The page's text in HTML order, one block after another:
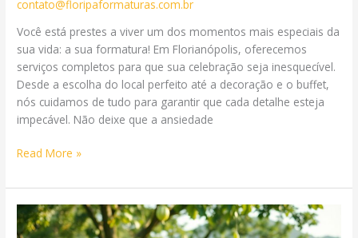
contato@floripaformaturas.com.br
Você está prestes a viver um dos momentos mais especiais da
sua vida: a sua formatura! Em Florianópolis, oferecemos
serviços completos para que sua celebração seja inesquecível.
Desde a escolha do local perfeito até a decoração e o buffet,
nós cuidamos de tudo para garantir que cada detalhe esteja
impecável. Não deixe que a ansiedade
Serviços
para
formaturas
em
Read More »